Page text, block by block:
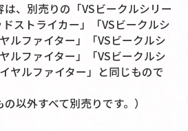
、別売りの「VSビークルシリー
ストライカー」「VSビークルシ
ルファイター」「VSビークルシ
ルファイター」「VSビークルシ
ヤルファイター」と同じもので
以外すべて別売りです。）